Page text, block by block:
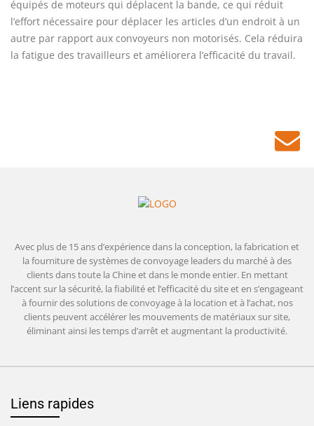
équipés de moteurs qui déplacent la bande, ce qui réduit
l’effort nécessaire pour déplacer les articles d’un endroit à un
autre par rapport aux convoyeurs non motorisés. Cela réduira
la fatigue des travailleurs et améliorera l’efficacité du travail.
Avec plus de 15 ans d’expérience dans la conception, la fabrication et
la fourniture de systèmes de convoyage leaders du marché à des
clients dans toute la Chine et dans le monde entier. En mettant
l’accent sur la sécurité, la fiabilité et l’efficacité du site et en s’engageant
à fournir des solutions de convoyage à la location et à l’achat, nos
clients peuvent accélérer les mouvements de matériaux sur site,
éliminant ainsi les temps d’arrêt et augmentant la productivité.
Liens rapides